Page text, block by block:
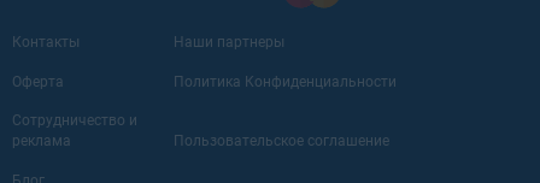
Контакты Наши партнеры
Оферта Политика Конфиденциальности
Сотрудничество и
реклама
Пользовательское соглашение